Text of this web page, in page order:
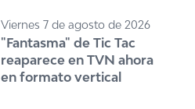
Viernes 7 de agosto de 2026
"Fantasma" de Tic Tac
reaparece en TVN ahora
en formato vertical